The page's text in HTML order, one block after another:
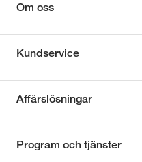
Om oss
Kundservice
Affärslösningar
Program och tjänster